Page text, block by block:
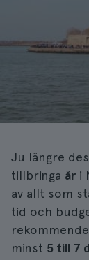
Ju längre
tillbringa år i
av allt som
tid och
minst 5 till 7